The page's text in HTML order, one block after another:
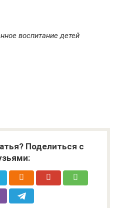
воспитание детей
Поделиться с